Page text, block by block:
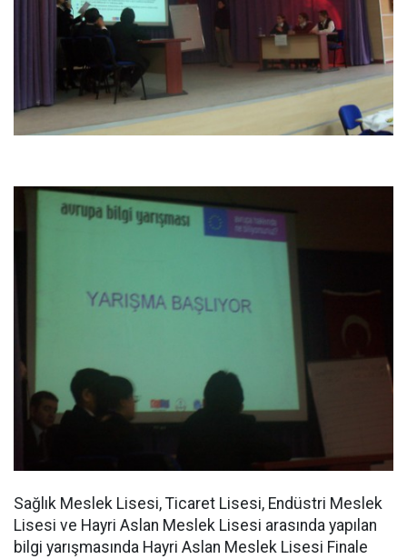
Sağlık Meslek Lisesi, Ticaret Lisesi, Endüstri Meslek
Lisesi ve Hayri Aslan Meslek Lisesi arasında yapılan
bilgi yarışmasında Hayri Aslan Meslek Lisesi Finale